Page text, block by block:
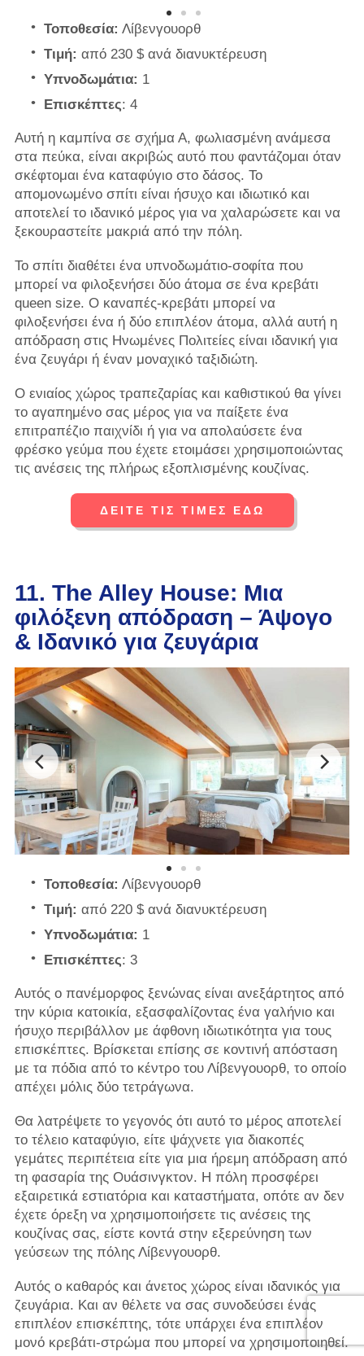
Τοποθεσία: Λίβενγουορθ
Τιμή: από 230 $ ανά διανυκτέρευση
Υπνοδωμάτια: 1
Επισκέπτες: 4
Αυτή η καμπίνα σε σχήμα Α, φωλιασμένη ανάμεσα
στα πεύκα, είναι ακριβώς αυτό που φαντάζομαι όταν
σκέφτομαι ένα καταφύγιο στο δάσος. Το
απομονωμένο σπίτι είναι ήσυχο και ιδιωτικό και
αποτελεί το ιδανικό μέρος για να χαλαρώσετε και να
ξεκουραστείτε μακριά από την πόλη.
Το σπίτι διαθέτει ένα υπνοδωμάτιο-σοφίτα που
μπορεί να φιλοξενήσει δύο άτομα σε ένα κρεβάτι
queen size. Ο καναπές-κρεβάτι μπορεί να
φιλοξενήσει ένα ή δύο επιπλέον άτομα, αλλά αυτή η
απόδραση στις Ηνωμένες Πολιτείες είναι ιδανική για
ένα ζευγάρι ή έναν μοναχικό ταξιδιώτη.
Ο ενιαίος χώρος τραπεζαρίας και καθιστικού θα γίνει
το αγαπημένο σας μέρος για να παίξετε ένα
επιτραπέζιο παιχνίδι ή για να απολαύσετε ένα
φρέσκο ​​γεύμα που έχετε ετοιμάσει χρησιμοποιώντας
τις ανέσεις της πλήρως εξοπλισμένης κουζίνας.
ΔΕΙΤΕ ΤΙΣ ΤΙΜΕΣ ΕΔΩ
11. The Alley House: Μια
φιλόξενη απόδραση – Άψογο
& Ιδανικό για ζευγάρια
Τοποθεσία: Λίβενγουορθ
Τιμή: από 220 $ ανά διανυκτέρευση
Υπνοδωμάτια: 1
Επισκέπτες: 3
Αυτός ο πανέμορφος ξενώνας είναι ανεξάρτητος από
την κύρια κατοικία, εξασφαλίζοντας ένα γαλήνιο και
ήσυχο περιβάλλον με άφθονη ιδιωτικότητα για τους
επισκέπτες. Βρίσκεται επίσης σε κοντινή απόσταση
με τα πόδια από το κέντρο του Λίβενγουορθ, το οποίο
απέχει μόλις δύο τετράγωνα.
Θα λατρέψετε το γεγονός ότι αυτό το μέρος αποτελεί
το τέλειο καταφύγιο, είτε ψάχνετε για διακοπές
γεμάτες περιπέτεια είτε για μια ήρεμη απόδραση από
τη φασαρία της Ουάσινγκτον. Η πόλη προσφέρει
εξαιρετικά εστιατόρια και καταστήματα, οπότε αν δεν
έχετε όρεξη να χρησιμοποιήσετε τις ανέσεις της
κουζίνας σας, είστε κοντά στην εξερεύνηση των
γεύσεων της πόλης Λίβενγουορθ.
Αυτός ο καθαρός και άνετος χώρος είναι ιδανικός για
ζευγάρια. Και αν θέλετε να σας συνοδεύσει ένας
επιπλέον επισκέπτης, τότε υπάρχει ένα επιπλέον
μονό κρεβάτι-στρώμα που μπορεί να χρησιμοποιηθεί.